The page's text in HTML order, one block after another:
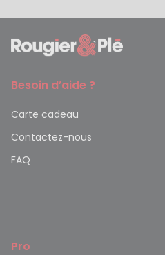
Besoin d’aide ?
Carte cadeau
Contactez-nous
FAQ
Pro